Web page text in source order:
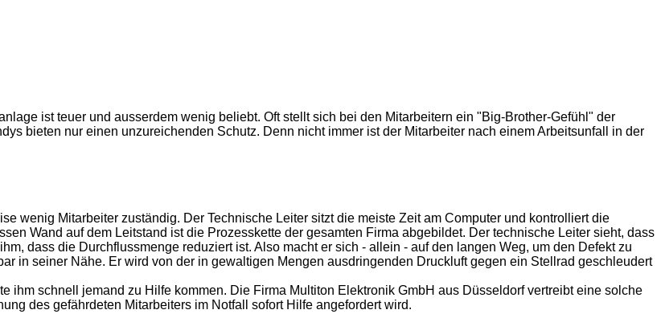
ist teuer und ausserdem wenig beliebt. Oft stellt sich bei den Mitarbeitern ein "Big-Brother-Gefühl" der
bieten nur einen unzureichenden Schutz. Denn nicht immer ist der Mitarbeiter nach einem Arbeitsunfall in der
wenig Mitarbeiter zuständig. Der Technische Leiter sitzt die meiste Zeit am Computer und kontrolliert die
Wand auf dem Leitstand ist die Prozesskette der gesamten Firma abgebildet. Der technische Leiter sieht, dass
dass die Durchflussmenge reduziert ist. Also macht er sich - allein - auf den langen Weg, um den Defekt zu
in seiner Nähe. Er wird von der in gewaltigen Mengen ausdringenden Druckluft gegen ein Stellrad geschleudert
ihm schnell jemand zu Hilfe kommen. Die Firma Multiton Elektronik GmbH aus Düsseldorf vertreibt eine solche
des gefährdeten Mitarbeiters im Notfall sofort Hilfe angefordert wird.